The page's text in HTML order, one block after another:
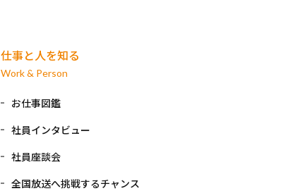
仕事と人を知る
Work & Person
お仕事図鑑
社員インタビュー
社員座談会
全国放送へ挑戦するチャンス